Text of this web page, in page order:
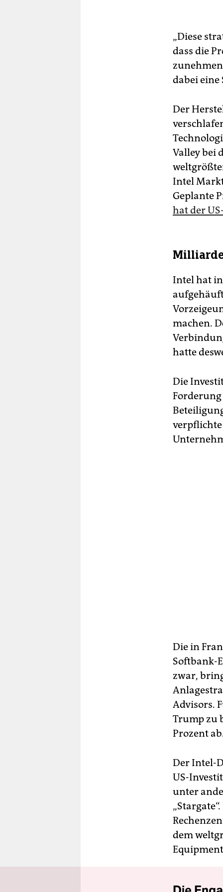
„Diese
dass die
dabei eine
Der
Valley bei
Intel
Geplante
hat der
Intel hat
machen.
hatte
Die
verpflichte
Die in
Softbank-
zwar,
Advisors.
Trump zu
Prozent
Der Intel-
US-
unter
dem